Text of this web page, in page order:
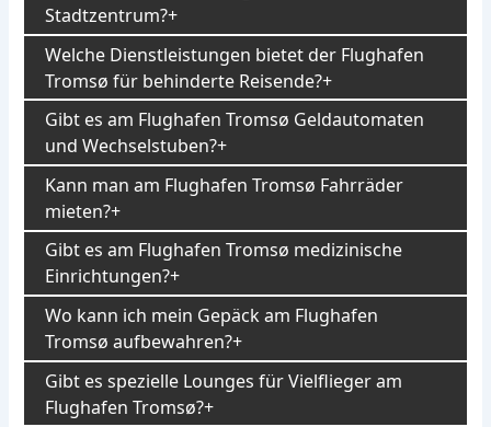
Stadtzentrum?
Welche Dienstleistungen bietet der Flughafen
Tromsø für behinderte Reisende?
Gibt es am Flughafen Tromsø Geldautomaten
und Wechselstuben?
Kann man am Flughafen Tromsø Fahrräder
mieten?
Gibt es am Flughafen Tromsø medizinische
Einrichtungen?
Wo kann ich mein Gepäck am Flughafen
Tromsø aufbewahren?
Gibt es spezielle Lounges für Vielflieger am
Flughafen Tromsø?